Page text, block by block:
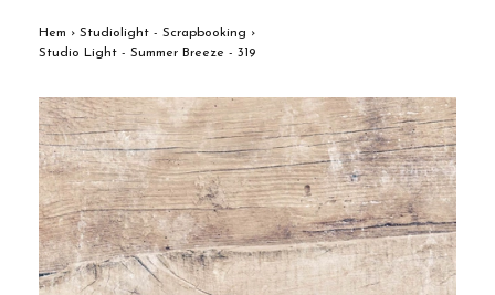
Hem › Studiolight - Scrapbooking ›
Studio Light - Summer Breeze - 319